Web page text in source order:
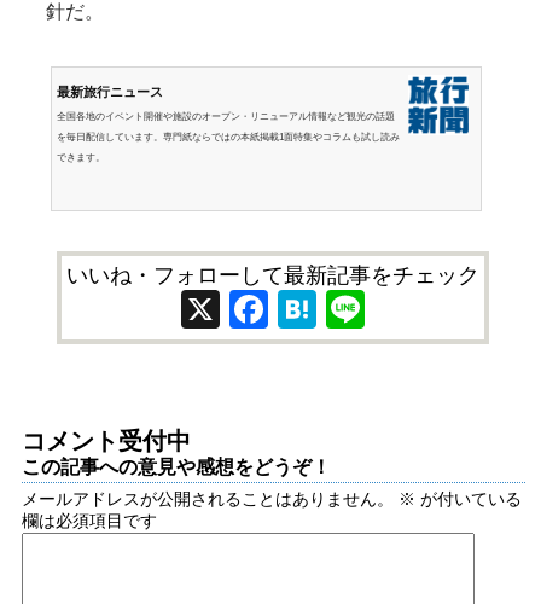
針だ。
最新旅行ニュース
全国各地のイベント開催や施設のオープン・リニューアル情報など観光の話題
を毎日配信しています。専門紙ならではの本紙掲載1面特集やコラムも試し読み
できます。
いいね・フォローして最新記事をチェック
X Facebook
Hatena
コメント受付中
この記事への意見や感想をどうぞ！
メールアドレスが公開されることはありません。 ※ が付いている
欄は必須項目です